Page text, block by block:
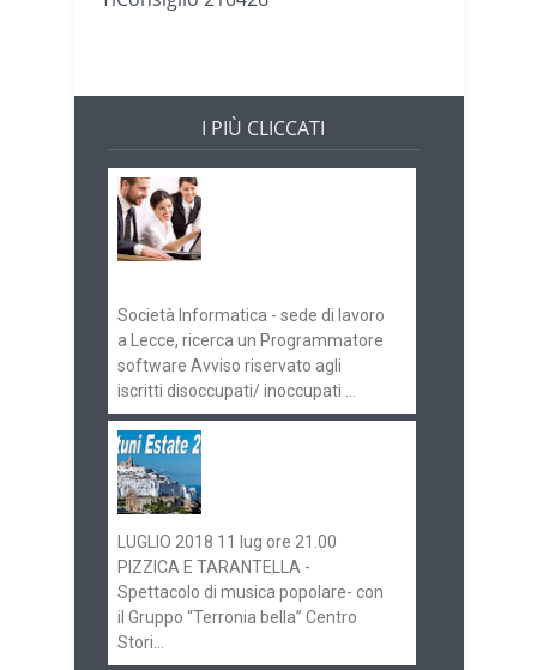
I PIÙ CLICCATI
Società Informatica - sede di lavoro
a Lecce, ricerca un Programmatore
software Avviso riservato agli
iscritti disoccupati/ inoccupati ...
LUGLIO 2018 11 lug ore 21.00
PIZZICA E TARANTELLA -
Spettacolo di musica popolare- con
il Gruppo “Terronia bella” Centro
Stori...